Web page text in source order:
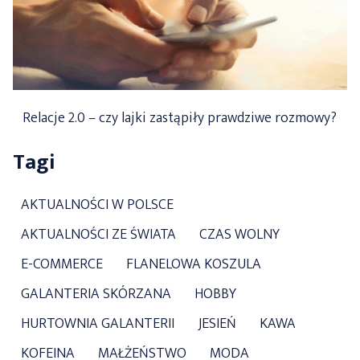
Relacje 2.0 – czy lajki zastąpiły prawdziwe rozmowy?
Tagi
AKTUALNOŚCI W POLSCE
AKTUALNOŚCI ZE ŚWIATA
CZAS WOLNY
E-COMMERCE
FLANELOWA KOSZULA
GALANTERIA SKÓRZANA
HOBBY
HURTOWNIA GALANTERII
JESIEŃ
KAWA
KOFEINA
MAŁŻEŃSTWO MODA